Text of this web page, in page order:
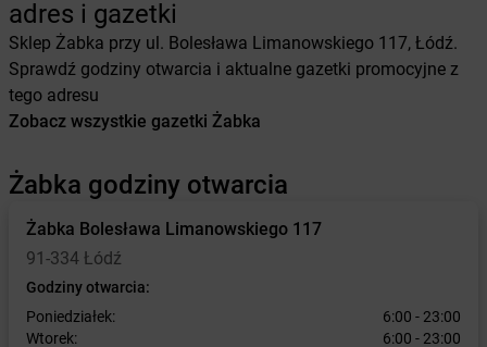
adres i gazetki
Sklep Żabka przy ul. Bolesława Limanowskiego 117, Łódź.
Sprawdź godziny otwarcia i aktualne gazetki promocyjne z
tego adresu
Zobacz wszystkie gazetki Żabka
Żabka godziny otwarcia
Żabka Bolesława Limanowskiego 117
91-334 Łódź
Godziny otwarcia:
Poniedziałek:
6:00 - 23:00
Wtorek:
6:00 - 23:00